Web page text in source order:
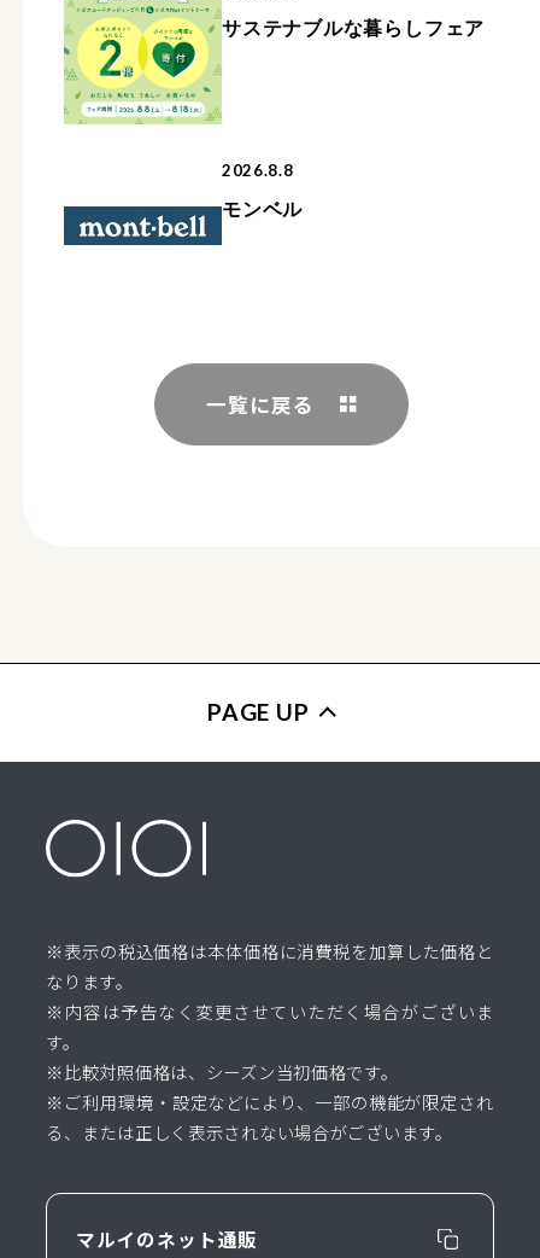
サステナブルな暮らしフェア
2026.8.8
モンベル
一覧に戻る
PAGE UP
※表示の税込価格は本体価格に消費税を加算した価格と
なります。
※内容は予告なく変更させていただく場合がございま
す。
※比較対照価格は、シーズン当初価格です。
※ご利用環境・設定などにより、一部の機能が限定され
る、または正しく表示されない場合がございます。
マルイのネット通販